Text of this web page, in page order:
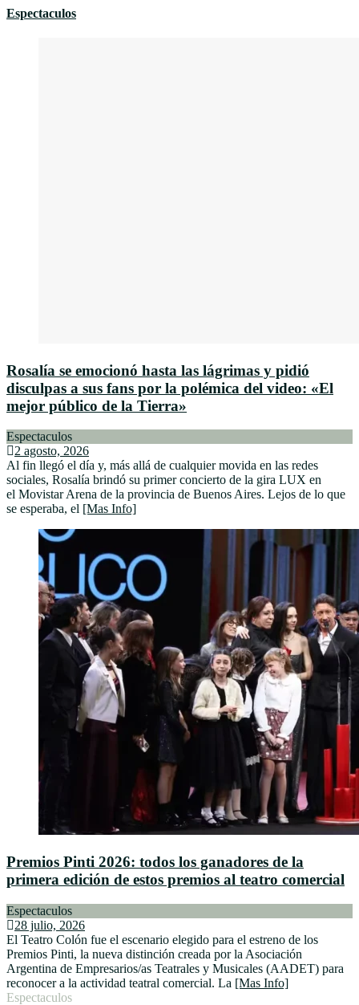
Espectaculos
Rosalía se emocionó hasta las lágrimas y pidió
disculpas a sus fans por la polémica del video: «El
mejor público de la Tierra»
Espectaculos
2 agosto, 2026
Al fin llegó el día y, más allá de cualquier movida en las redes
sociales, Rosalía brindó su primer concierto de la gira LUX en
el Movistar Arena de la provincia de Buenos Aires. Lejos de lo que
se esperaba, el [Mas Info]
Premios Pinti 2026: todos los ganadores de la
primera edición de estos premios al teatro comercial
Espectaculos
28 julio, 2026
El Teatro Colón fue el escenario elegido para el estreno de los
Premios Pinti, la nueva distinción creada por la Asociación
Argentina de Empresarios/as Teatrales y Musicales (AADET) para
reconocer a la actividad teatral comercial. La [Mas Info]
Espectaculos